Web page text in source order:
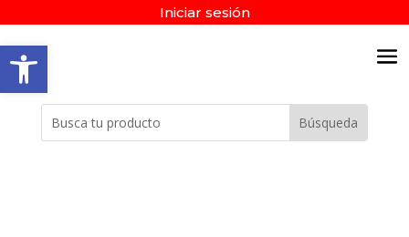
Abrir barra de herramientas
Iniciar sesión